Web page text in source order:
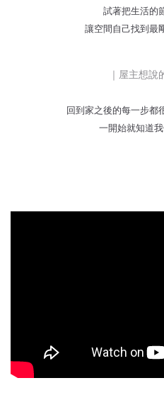
試著把生活的
讓空間自己找到最
｜屋主想說
回到家之後的每一步都
一開始就知道